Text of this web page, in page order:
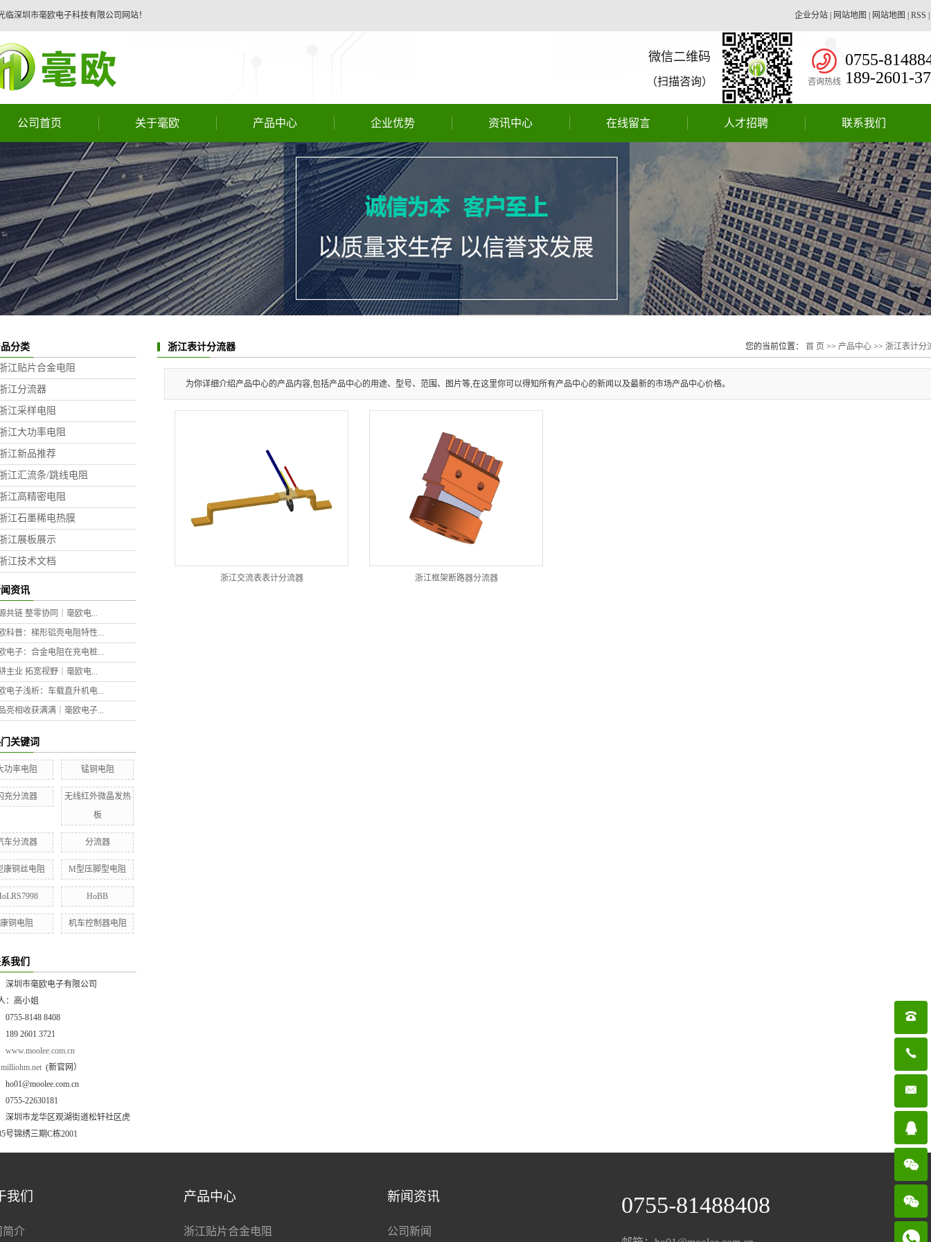
临深圳市毫欧电子科技有限公司网站！ 企业分站 网站地图 网站地图 RSS
咨询热线
0755-
189-2601-
微信二维码
（扫描咨询）
公司首页 关于毫欧 产品中心 企业优势 资讯中心 在线留言 人才招聘 联系我们
分类
江贴片合金电阻
江分流器
江采样电阻
江大功率电阻
江新品推荐
江汇流条/跳线电阻
江高精密电阻
江石墨稀电热膜
江展板展示
江技术文档
资讯
共链 整零协同｜毫欧电...
科普：梯形铝壳电阻特性...
电子：合金电阻在充电桩...
主业 拓宽视野｜毫欧电...
电子浅析：车载直升机电...
亮相收获满满｜毫欧电子...
关键词
功率电阻 锰铜电阻
充分流器
无线红外微晶发热
板
车分流器 分流器
康铜丝电阻 M型压脚型电阻
HoBB
康铜电阻 机车控制器电阻
我们
深圳市毫欧电子有限公司
：高小姐
0755-8148 8408
189 2601 3721
www.moolee.com.cn
(新官网）
ho01@moolee.com.cn
0755-22630181
深圳市龙华区观湖街道松轩社区虎
号锦绣三期C栋2001
浙江表计分流器 您的当前位置： 首 页 >> 产品中心 >> 浙江表计分
为你详细介绍产品中心的产品内容,包括产品中心的用途、型号、范围、图片等,在这里你可以得知所有产品中心的新闻以及最新的市场产品中心价格。
浙江交流表表计分流器 浙江框架断路器分流器
我们
简介
产品中心
浙江贴片合金电阻
新闻资讯
公司新闻
0755-81488408
